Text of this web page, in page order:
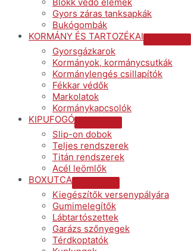
Gyors záras tanksapkák
Bukógombák
KORMÁNY ÉS TARTOZÉKAI
Menu
Gyorsgázkarok
Kormányok, kormánycsutkák
Kormánylengés csillapítók
Fékkar védők
Markolatok
Kormánykapcsolók
KIPUFOGÓ
Menu
Toggle
Slip-on dobok
Teljes rendszerek
Titán rendszerek
Acél leömlők
BOXUTCA
Menu
Toggle
Kiegészítők versenypályára
Gumimelegítők
Lábtartószettek
Garázs szőnyegek
Térdkoptatók